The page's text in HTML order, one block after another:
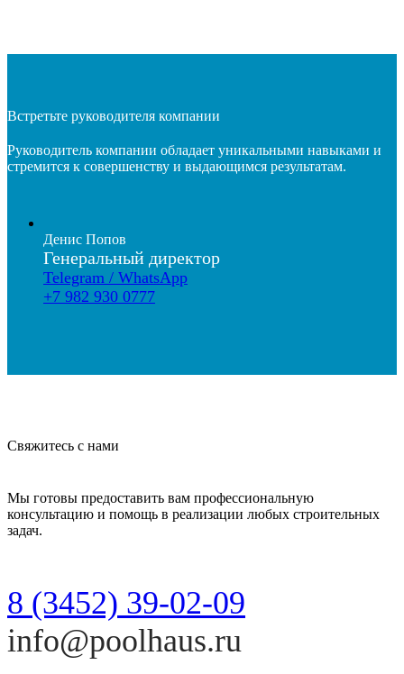
Встретьте руководителя компании
Руководитель компании обладает уникальными навыками и
стремится к совершенству и выдающимся результатам.
Денис Попов
Генеральный директор
Telegram / WhatsApp
+7 982 930 0777
Свяжитесь с нами
Мы готовы предоставить вам профессиональную
консультацию и помощь в реализации любых строительных
задач.
8 (3452) 39-02-09
info@poolhaus.ru